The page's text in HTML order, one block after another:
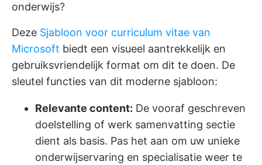
onderwijs?
Deze Sjabloon voor curriculum vitae van
Microsoft biedt een visueel aantrekkelijk en
gebruiksvriendelijk format om dit te doen. De
sleutel functies van dit moderne sjabloon:
Relevante content: De vooraf geschreven
doelstelling of werk samenvatting sectie
dient als basis. Pas het aan om uw unieke
onderwijservaring en specialisatie weer te